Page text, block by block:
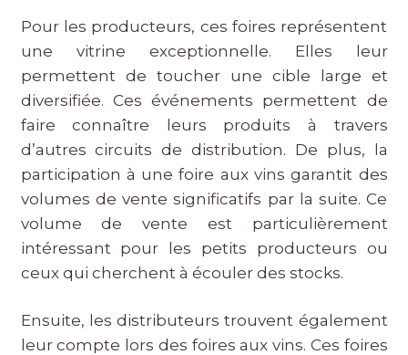
Pour les producteurs, ces foires représentent
une vitrine exceptionnelle. Elles leur
permettent de toucher une cible large et
diversifiée. Ces événements permettent de
faire connaître leurs produits à travers
d’autres circuits de distribution. De plus, la
participation à une foire aux vins garantit des
volumes de vente significatifs par la suite. Ce
volume de vente est particulièrement
intéressant pour les petits producteurs ou
ceux qui cherchent à écouler des stocks.
Ensuite, les distributeurs trouvent également
leur compte lors des foires aux vins. Ces foires